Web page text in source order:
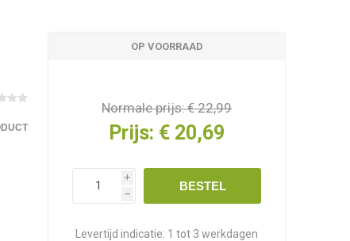
OP VOORRAAD
Normale prijs:€ 22,99
Prijs: € 20,69
i
h
BESTEL
Levertijd indicatie: 1 tot 3 werkdagen